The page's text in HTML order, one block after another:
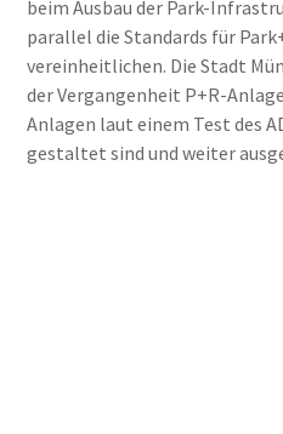
beim Ausbau der Park-
parallel die Standards für
vereinheitlichen. Die Stadt
der Vergangenheit P+R-
Anlagen laut einem Test des
gestaltet sind und weiter